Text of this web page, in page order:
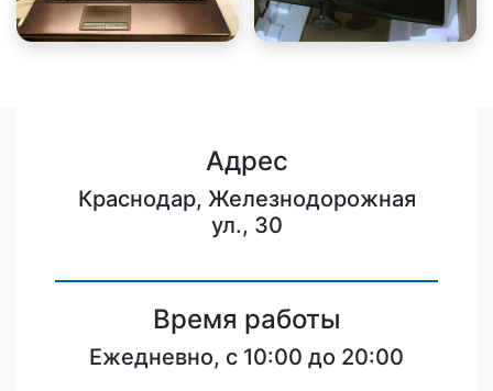
Адрес
Краснодар, Железнодорожная
ул., 30
Время работы
Ежедневно, с 10:00 до 20:00